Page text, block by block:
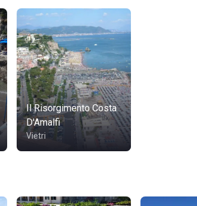
Il Risorgimento Costa
D'Amalfi
Vietri